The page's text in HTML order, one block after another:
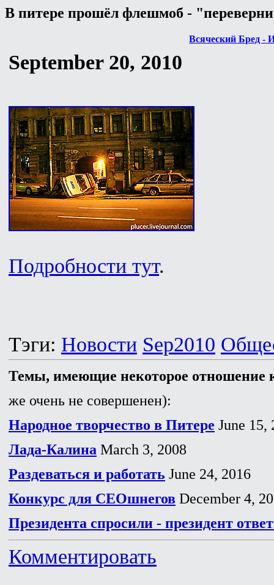
В питере прошёл флешмоб -
Всяческий Бред -
September 20, 2010
Подробности тут.
Тэги: Новости Sep2010
Темы, имеющие некоторое отношение
же очень не совершенен):
Народное творчество в Питере June 15,
Лада-Калина March 3, 2008
Раздеваться и работать June 24, 2016
Конкурс для СЕОшнегов December 4,
Президента спросили - президент
Комментировать